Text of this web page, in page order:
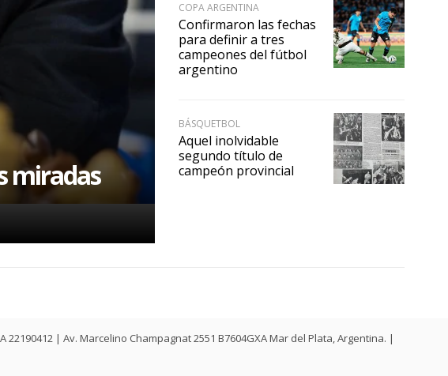
miradas
COPA ARGENTINA
Confirmaron las fechas
para definir a tres
campeones del fútbol
argentino
BÁSQUETBOL
Aquel inolvidable
segundo título de
campeón provincial
| Av. Marcelino Champagnat 2551 B7604GXA Mar del Plata, Argentina. |